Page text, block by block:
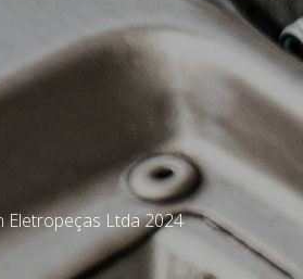
Eletropeças Ltda 2024